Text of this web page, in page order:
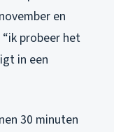
en
probeer het
in een
30 minuten